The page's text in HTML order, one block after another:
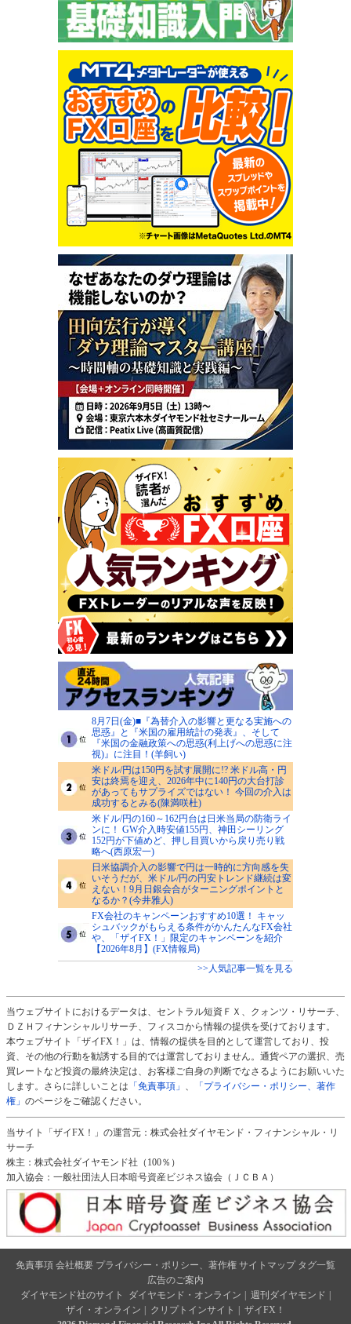
8月7日(金)■『為替介入の影響と更なる実施への
思惑』と『米国の雇用統計の発表』、そして
『米国の金融政策への思惑(利上げへの思惑に注
視)』に注目！(羊飼い)
米ドル/円は150円を試す展開に!? 米ドル高・円
安は終焉を迎え、2026年中に140円の大台打診
があってもサプライズではない！ 今回の介入は
成功するとみる(陳満咲杜)
米ドル/円の160～162円台は日米当局の防衛ライ
ンに！ GW介入時安値155円、神田シーリング
152円が下値めど、押し目買いから戻り売り戦
略へ(西原宏一)
日米協調介入の影響で円は一時的に方向感を失
いそうだが、米ドル/円の円安トレンド継続は変
えない！9月日銀会合がターニングポイントと
なるか？(今井雅人)
FX会社のキャンペーンおすすめ10選！ キャッ
シュバックがもらえる条件がかんたんなFX会社
や、「ザイFX！」限定のキャンペーンを紹介
【2026年8月】(FX情報局)
>>人気記事一覧を見る
当ウェブサイトにおけるデータは、セントラル短資ＦＸ、クォンツ・リサーチ、
ＤＺＨフィナンシャルリサーチ、フィスコから情報の提供を受けております。
本ウェブサイト「ザイFX！」は、情報の提供を目的として運営しており、投
資、その他の行動を勧誘する目的では運営しておりません。通貨ペアの選択、売
買レートなど投資の最終決定は、お客様ご自身の判断でなさるようにお願いいた
します。さらに詳しいことは 「免責事項」
「プライバシー・ポリシー、著作
権」 のページをご確認ください。
当サイト「ザイFX！」の運営元：株式会社ダイヤモンド・フィナンシャル・リ
サーチ
株主：株式会社ダイヤモンド社（100％）
加入協会：一般社団法人日本暗号資産ビジネス協会（ＪＣＢＡ）
免責事項 会社概要 プライバシー・ポリシー、著作権 サイトマップ タグ一覧
広告のご案内
ダイヤモンド社のサイト
ダイヤモンド・オンライン 週刊ダイヤモンド
ザイ・オンライン
クリプトインサイト
ザイFX！